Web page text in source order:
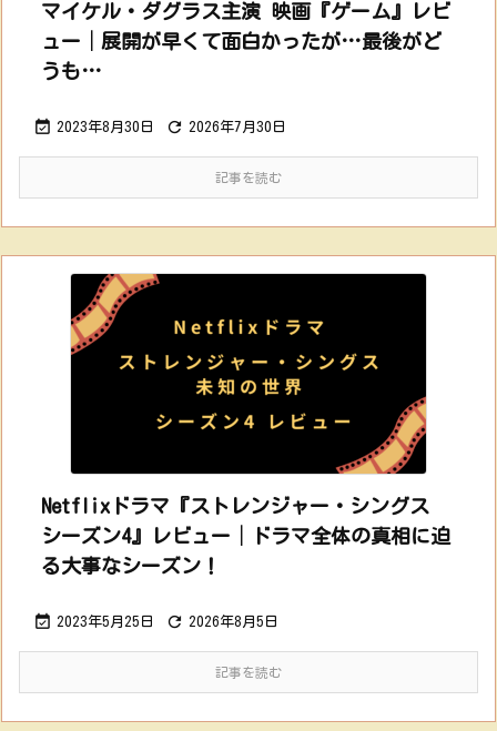
マイケル・ダグラス主演 映画『ゲーム』レビ
ュー│展開が早くて面白かったが…最後がど
うも…
 2023年8月30日  2026年7月30日
記事を読む
Netflixドラマ『ストレンジャー・シングス
シーズン4』レビュー│ドラマ全体の真相に迫
る大事なシーズン！
 2023年5月25日  2026年8月5日
記事を読む